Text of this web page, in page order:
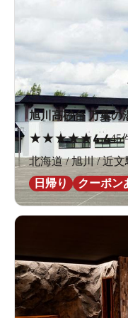
旭川高砂台 万葉の
★★★★★4.445
北海道 / 旭川 / 近文
日帰り
クーポン